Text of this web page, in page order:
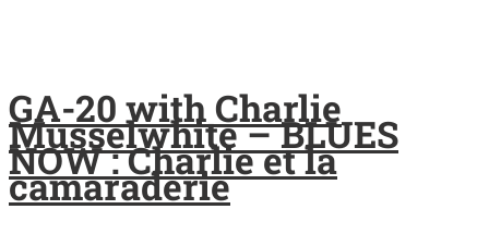
GA-20 with Charlie
Musselwhite – BLUES
NOW : Charlie et la
camaraderie